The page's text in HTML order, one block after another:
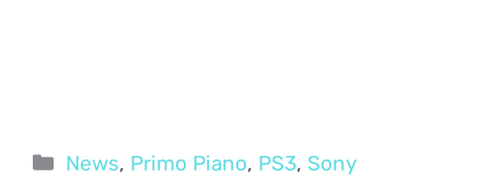
Categorie
News, Primo Piano, PS3, Sony